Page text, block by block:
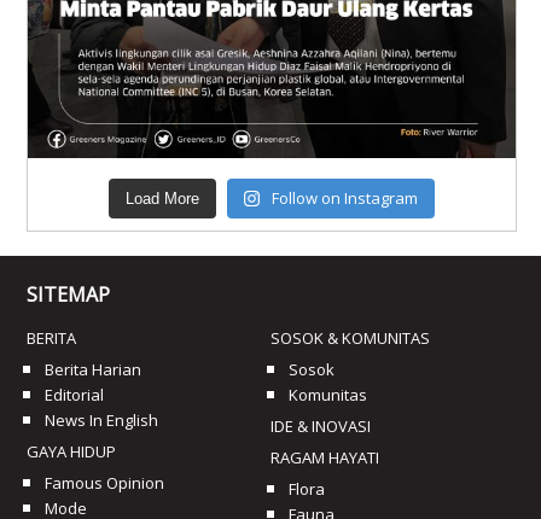
Load More Follow on Instagram
SITEMAP
BERITA
Berita Harian
Editorial
News In English
GAYA HIDUP
Famous Opinion
Mode
SOSOK & KOMUNITAS
Sosok
Komunitas
IDE & INOVASI
RAGAM HAYATI
Flora